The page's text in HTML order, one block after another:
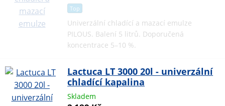
Top
Univerzální chladící a mazací emulze
PILOUS. Balení 5 litrů. Doporučená
koncentrace 5–10 %.
Lactuca LT 3000 20l - univerzální
chladící kapalina
Skladem